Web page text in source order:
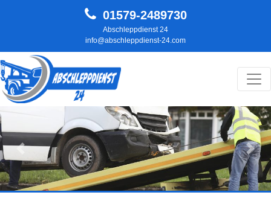
01579-2489730
Abschleppdienst 24
info@abschleppdienst-24.com
Hauptnavigation
Zurück